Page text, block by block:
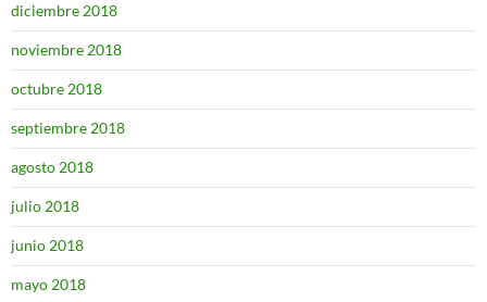
diciembre 2018
noviembre 2018
octubre 2018
septiembre 2018
agosto 2018
julio 2018
junio 2018
mayo 2018